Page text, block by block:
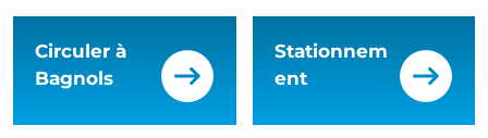
Circuler à
Bagnols
Stationnem
ent